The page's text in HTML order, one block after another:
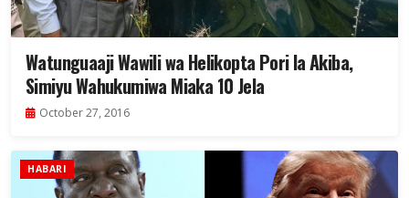
Watunguaaji Wawili wa Helikopta Pori la Akiba,
Simiyu Wahukumiwa Miaka 10 Jela
October 27, 2016
HABARI